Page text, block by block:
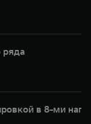
ряда
в 8-ми